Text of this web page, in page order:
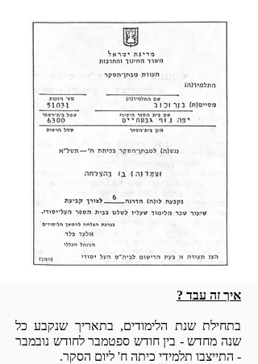
איך זה עבד ?
בתחילת שנת הלימודים, בתאריך שנקבע כל
שנה מחדש - בין חודש ספטמבר לחודש נובמבר
- התייצבו תלמידי כיתה ח' ליום הסקר.